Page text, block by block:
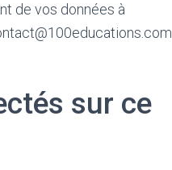
de vos données à
sur ce